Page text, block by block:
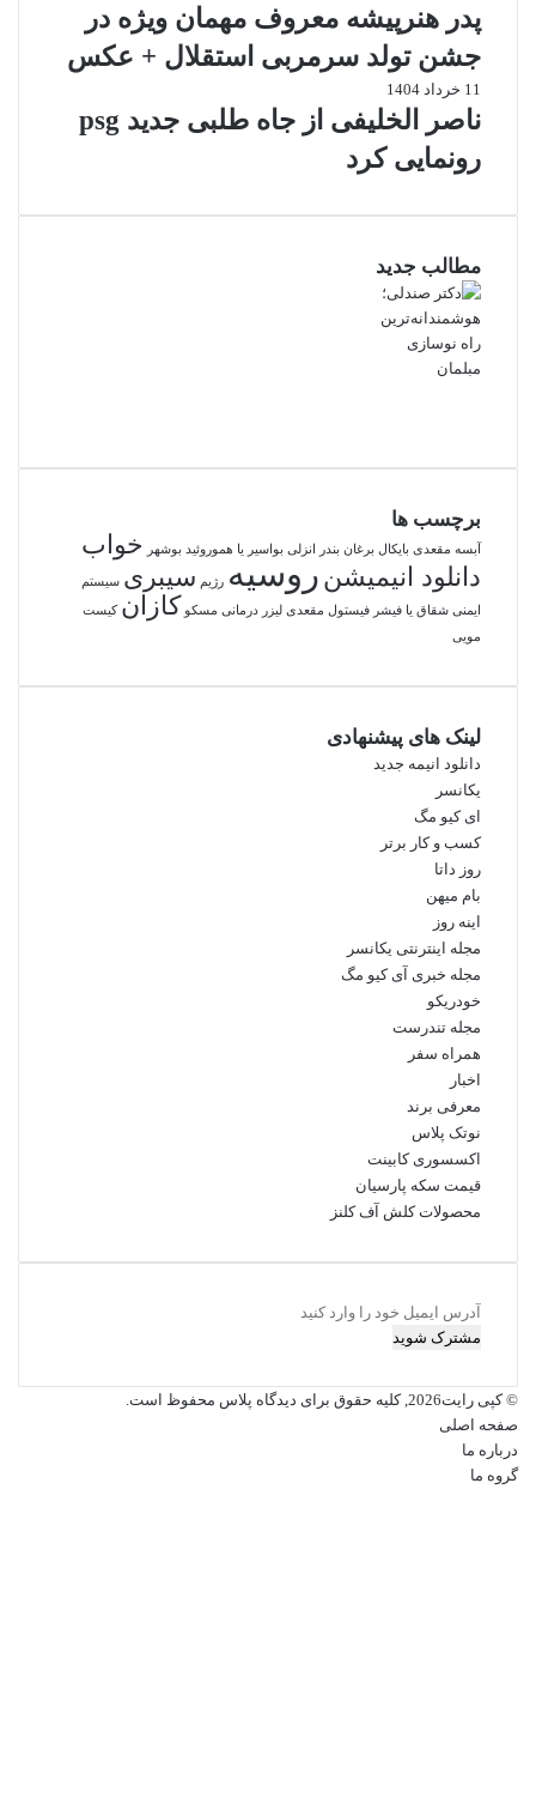
پدر هنرپیشه معروف مهمان ویژه در
جشن تولد سرمربی استقلال + عکس
11 خرداد 1404
ناصر الخلیفی از جاه طلبی جدید psg
رونمایی کرد
مطالب جدید
برچسب ها
آبسه مقعدی بایکال برغان بندر انزلی بواسیر یا هموروئید بوشهر
خواب
دانلود انیمیشن روسیه رژیم سیبری سیستم
ایمنی شقاق یا فیشر فیستول مقعدی لیزر درمانی مسکو کازان کیست
مویی
لینک های پیشنهادی
دانلود انیمه جدید
یکانسر
ای کیو مگ
کسب و کار برتر
روز داتا
بام میهن
اینه روز
مجله اینترنتی یکانسر
مجله خبری آی کیو مگ
خودریکو
مجله‌ تندرست
همراه سفر
اخبار
معرفی برند
نوتک پلاس
اکسسوری کابینت
قیمت سکه پارسیان
محصولات کلش آف کلنز
آدرس
ایمیل
را
وارد
© کپی رایت2026, کلیه حقوق برای دیدگاه پلاس محفوظ است.
صفحه اصلی
درباره ما
گروه ما